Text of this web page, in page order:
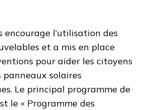
encourage l’utilisation des
et a mis en place
pour aider les citoyens
solaires
Le principal programme de
le « Programme des